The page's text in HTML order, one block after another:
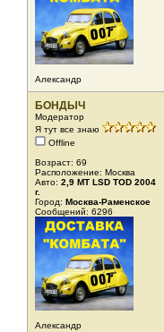
Александр
БОНДЫЧ
Модератор
Я тут все знаю
Offline
Возраст: 69
Расположение: Москва
Авто: 2,9 МТ LSD ТОD 2004
г.
Город: Москва-Раменское
Сообщений: 6296
Александр